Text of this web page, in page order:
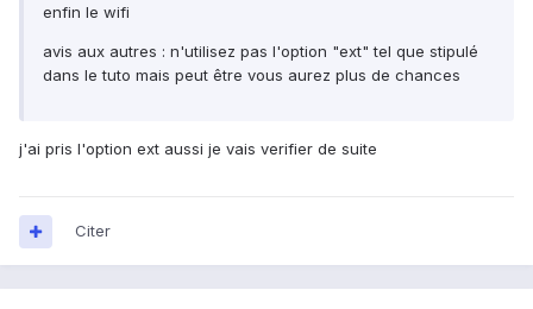
enfin le wifi
avis aux autres : n'utilisez pas l'option "ext" tel que stipulé
dans le tuto mais peut être vous aurez plus de chances
j'ai pris l'option ext aussi je vais verifier de suite
Citer